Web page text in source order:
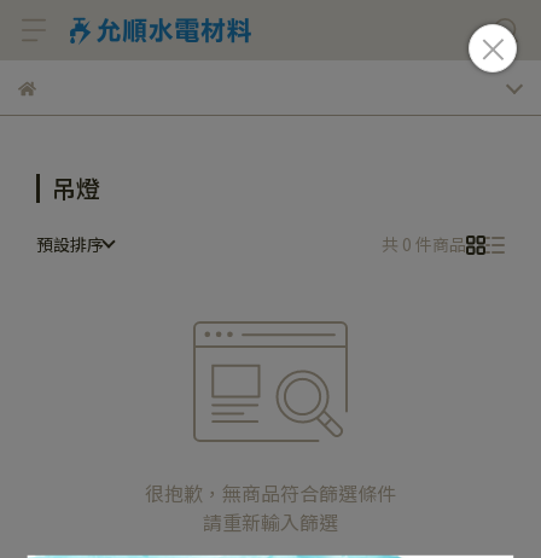
吊燈
預設排序 共 0 件商品
很抱歉，無商品符合篩選條件
請重新輸入篩選